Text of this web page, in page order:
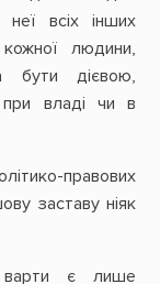
всіх інших
людини,
бути дієвою,
владі чи в
правових
заставу ніяк
варти є лише